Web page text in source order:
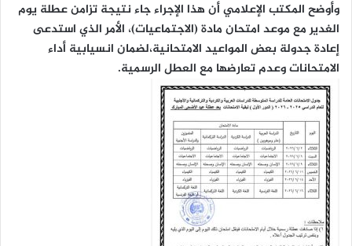
وأوضح المكتب الإعلامي أن هذا الإجراء جاء نتيجة تزامن عطلة يوم
الغدير مع موعد امتحان مادة (الاجتماعيات)، الأمر الذي استدعى
إعادة جدولة بعض المواعيد الامتحانية،لضمان انسيابية أداء
الامتحانات وعدم تعارضها مع العطل الرسمية.